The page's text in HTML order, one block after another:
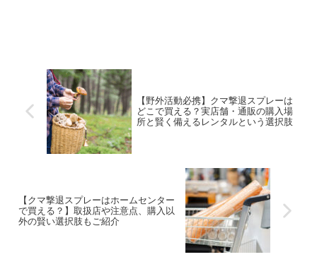
【野外活動必携】クマ撃退スプレーは
どこで買える？実店舗・通販の購入場
所と賢く備えるレンタルという選択肢
【クマ撃退スプレーはホームセンター
で買える？】取扱店や注意点、購入以
外の賢い選択肢もご紹介